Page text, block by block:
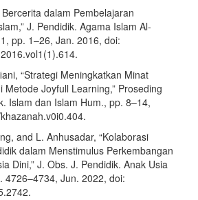
dalam Pembelajaran
J. Pendidik. Agama Islam Al-
pp. 1–26, Jan. 2016, doi:
“Strategi Meningkatkan Minat
Metode Joyfull Learning,” Proseding
Islam dan Islam Hum., pp. 8–14,
and L. Anhusadar, “Kolaborasi
dalam Menstimulus Perkembangan
Dini,” J. Obs. J. Pendidik. Anak Usia
4726–4734, Jun. 2022, doi: